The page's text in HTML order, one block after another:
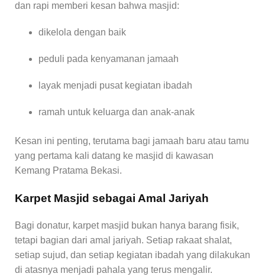
dan rapi memberi kesan bahwa masjid:
dikelola dengan baik
peduli pada kenyamanan jamaah
layak menjadi pusat kegiatan ibadah
ramah untuk keluarga dan anak-anak
Kesan ini penting, terutama bagi jamaah baru atau tamu
yang pertama kali datang ke masjid di kawasan
Kemang Pratama Bekasi.
Karpet Masjid sebagai Amal Jariyah
Bagi donatur, karpet masjid bukan hanya barang fisik,
tetapi bagian dari amal jariyah. Setiap rakaat shalat,
setiap sujud, dan setiap kegiatan ibadah yang dilakukan
di atasnya menjadi pahala yang terus mengalir.